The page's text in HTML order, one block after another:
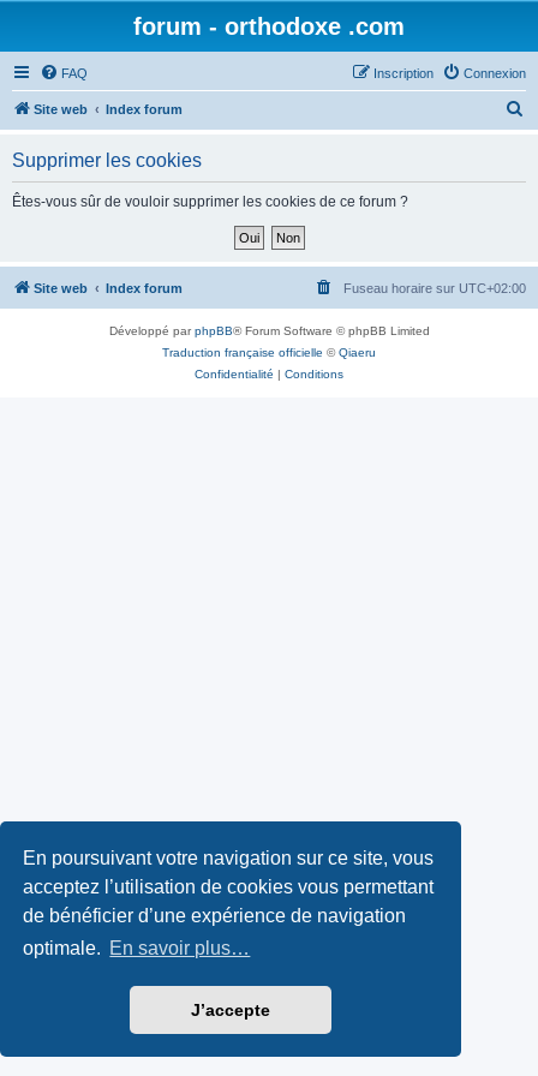
En poursuivant votre navigation sur ce site, vous
acceptez l’utilisation de cookies vous permettant
de bénéficier d’une expérience de navigation
optimale. En savoir plus…
J’accepte
forum - orthodoxe .com
FAQ Connexion
Inscription
Site web Index forum
h
Supprimer les cookies
Êtes-vous sûr de vouloir supprimer les cookies de ce forum ?
Site web Index forum Fuseau horaire sur UTC+02:00
Développé parphpBB® Forum Software © phpBB Limited
Traduction française officielle ©Qiaeru
Confidentialité | Conditions